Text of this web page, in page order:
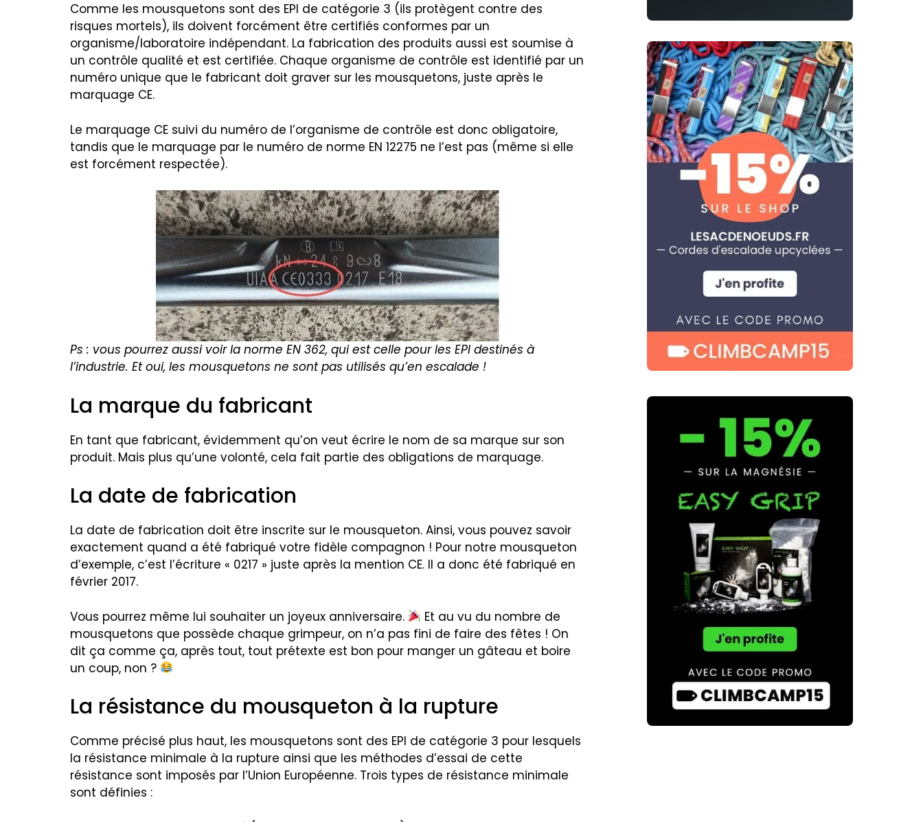
Comme les mousquetons sont des EPI de catégorie 3 (ils protègent contre des
risques mortels), ils doivent forcément être certifiés conformes par un
organisme/laboratoire indépendant. La fabrication des produits aussi est soumise à
un contrôle qualité et est certifiée. Chaque organisme de contrôle est identifié par un
numéro unique que le fabricant doit graver sur les mousquetons, juste après le
marquage CE.
Le marquage CE suivi du numéro de l’organisme de contrôle est donc obligatoire,
tandis que le marquage par le numéro de norme EN 12275 ne l’est pas (même si elle
est forcément respectée).
Ps : vous pourrez aussi voir la norme EN 362, qui est celle pour les EPI destinés à
l’industrie. Et oui, les mousquetons ne sont pas utilisés qu’en escalade !
La marque du fabricant
En tant que fabricant, évidemment qu’on veut écrire le nom de sa marque sur son
produit. Mais plus qu’une volonté, cela fait partie des obligations de marquage.
La date de fabrication
La date de fabrication doit être inscrite sur le mousqueton. Ainsi, vous pouvez savoir
exactement quand a été fabriqué votre fidèle compagnon ! Pour notre mousqueton
d’exemple, c’est l’écriture « 0217 » juste après la mention CE. Il a donc été fabriqué en
février 2017.
Vous pourrez même lui souhaiter un joyeux anniversaire.
Et au vu du nombre de
mousquetons que possède chaque grimpeur, on n’a pas fini de faire des fêtes ! On
dit ça comme ça, après tout, tout prétexte est bon pour manger un gâteau et boire
un coup, non ?
La résistance du mousqueton à la rupture
Comme précisé plus haut, les mousquetons sont des EPI de catégorie 3 pour lesquels
la résistance minimale à la rupture ainsi que les méthodes d’essai de cette
résistance sont imposés par l’Union Européenne. Trois types de résistance minimale
sont définies :